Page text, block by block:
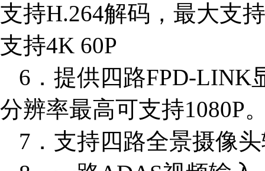
支持H.264解码，最大支
支持4K 60P
6．提供四路FPD-LINK
分辨率最高可支持1080P
7．支持四路全景摄像